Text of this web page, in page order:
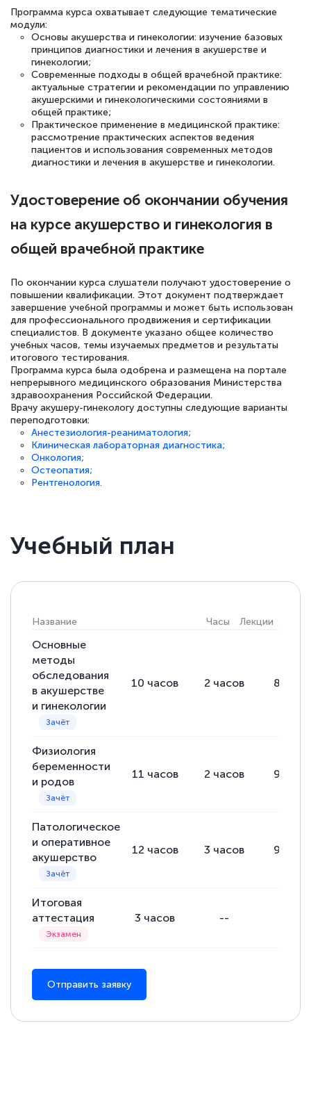
аттестацию в школе. Спасибо!
Евгения Коротких
Знаток города 2 уровня
12 марта 2026
Спасибо большое Академии! Грамотное,
вежливое сопровождение! Всё чётко и
квалификации. Ещё раз - СПАСИБО!
Знаток города 5 уровня
11 марта 2026
Всем добрый день! Я прошла курс
повышени каалификации по
специальности «Тренер-преподаватель
по тяжелой атлетике»! Хочется
подчеркуть, что при обращении
оперативно связались со мной
специалисты, ответили на все
интересующие вопросы и в течении
Оставила заявку на обучение онлайн, мне
быстро ответили, разъяснили все детали.
Обучение понравилось: огромное
количество тематической литературы,
пособий и учебников доступно на время
прохождения курса, удобная система
аттестации, проблем не возникло ни на
каком этапе…
Программа курса охватывает следующие тематические
модули:
Основы акушерства и гинекологии: изучение базовых
принципов диагностики и лечения в акушерстве и
гинекологии;
Современные подходы в общей врачебной практике:
актуальные стратегии и рекомендации по управлению
акушерскими и гинекологическими состояниями в
общей практике;
Практическое применение в медицинской практике:
рассмотрение практических аспектов ведения
пациентов и использования современных методов
диагностики и лечения в акушерстве и гинекологии.
Удостоверение об окончании обучения
на курсе акушерство и гинекология в
общей врачебной практике
По окончании курса слушатели получают удостоверение о
повышении квалификации. Этот документ подтверждает
завершение учебной программы и может быть использован
для профессионального продвижения и сертификации
специалистов. В документе указано общее количество
учебных часов, темы изучаемых предметов и результаты
итогового тестирования.
Программа курса была одобрена и размещена на портале
непрерывного медицинского образования Министерства
здравоохранения Российской Федерации.
Врачу акушеру-гинекологу доступны следующие варианты
переподготовки:
Анестезиология-реаниматология;
Клиническая лабораторная диагностика;
Онкология;
Остеопатия;
Рентгенология.
Учебный план
Название Часы Лекции
Основные
методы
обследования
в акушерстве
и гинекологии
10 часов 2 часов 8
Физиология
беременности
и родов
11 часов 2 часов 9
Патологическое
и оперативное
акушерство
12 часов 3 часов 9
Итоговая
аттестация
3 часов --
Отправить заявку